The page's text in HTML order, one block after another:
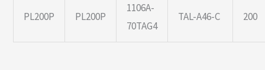
PL200P PL200P
1106A-
70TAG4
TAL-A46-C 200